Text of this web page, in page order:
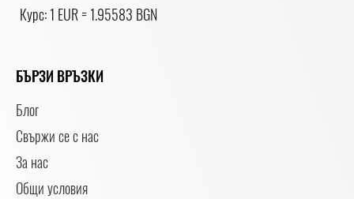
Курс: 1 EUR = 1.95583 BGN
БЪРЗИ ВРЪЗКИ
Блог
Свържи се с нас
За нас
Общи условия